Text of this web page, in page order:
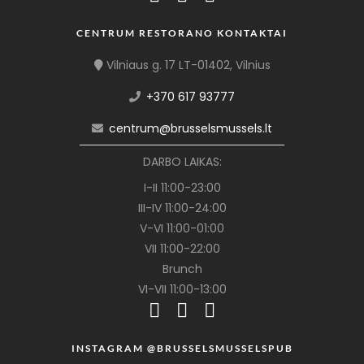
CENTRUM RESTORANO KONTAKTAI
Vilniaus g. 17 LT-01402, Vilnius
+370 617 93777
centrum@brusselsmussels.lt
DARBO LAIKAS:
I-II 11:00-23:00
III-IV 11:00-24:00
V-VI 11:00-01:00
VII 11:00-22:00
Brunch
VI-VII 11:00-13:00
INSTAGRAM @BRUSSELSMUSSELSPUB